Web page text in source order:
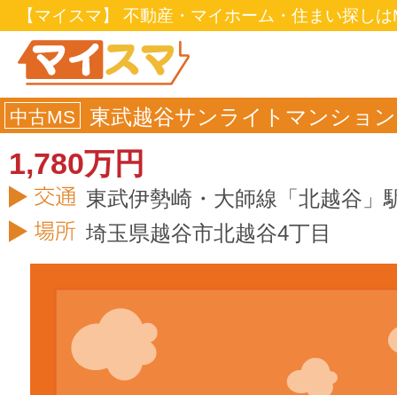
【マイスマ】 不動産・マイホーム・住まい探し
中古MS 東武越谷サンライトマンション
1,780万円
東武伊勢崎・大師線「北越谷」
埼玉県越谷市北越谷4丁目